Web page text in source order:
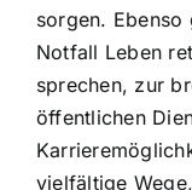
sorgen. Ebenso
Notfall Leben
sprechen, zur
öffentlichen
vielfältige